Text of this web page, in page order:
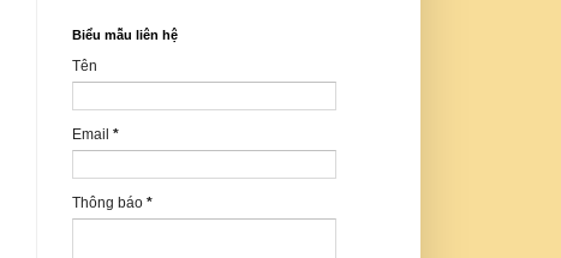
Biểu mẫu liên hệ
Tên
Email *
Thông báo *